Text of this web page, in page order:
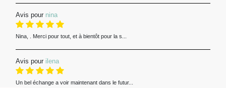
Avis pour nina
Nina, . Merci pour tout, et à bientôt pour la s...
Avis pour ilena
Un bel échange a voir maintenant dans le futur...